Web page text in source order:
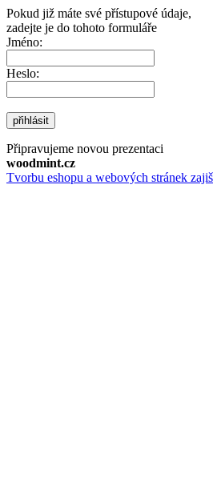
Pokud již máte své přístupové údaje,
zadejte je do tohoto formuláře
Jméno:
Heslo:
přihlásit
Připravujeme novou prezentaci
woodmint.cz
Tvorbu eshopu a webových stránek